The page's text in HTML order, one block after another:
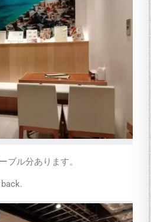
ブル分あります。